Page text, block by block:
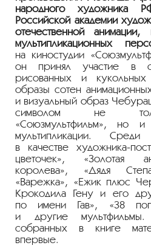
народного художника
Российской академии
отечественной анимации,
мультипликационных
на киностудии
он принял участие в
рисованных и
образы сотен
и визуальный образ
символом не
«Союзмультфильм», но и
мультипликации.
в качестве художника-
цветочек», «Золотая
королева», «Дядя
«Варежка», «Ежик плюс
Крокодила Гену и его
по имени Гав», «38
и другие мультфильмы.
собранных в книге
впервые.